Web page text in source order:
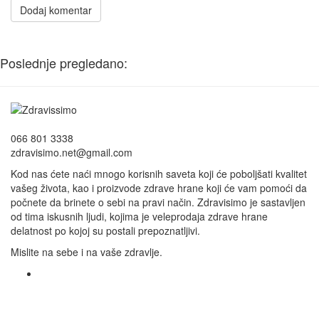
Dodaj komentar
Poslednje pregledano:
066 801 3338
zdravisimo.net@gmail.com
Kod nas ćete naći mnogo korisnih saveta koji će poboljšati kvalitet
vašeg života, kao i proizvode zdrave hrane koji će vam pomoći da
počnete da brinete o sebi na pravi način. Zdravisimo je sastavljen
od tima iskusnih ljudi, kojima je veleprodaja zdrave hrane
delatnost po kojoj su postali prepoznatljivi.
Mislite na sebe i na vaše zdravlje.